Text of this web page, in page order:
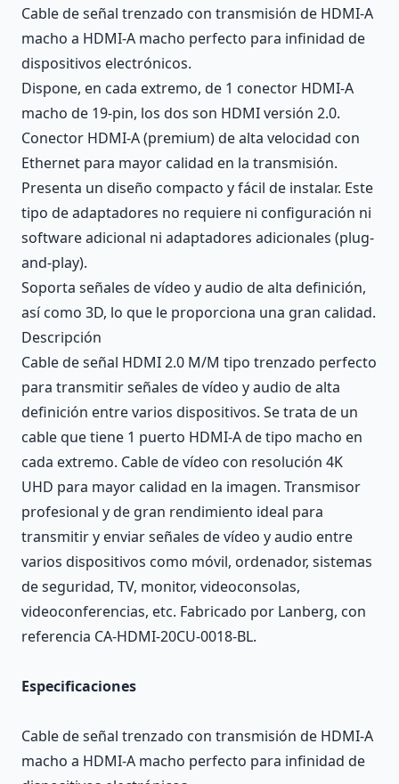
Cable de señal trenzado con transmisión de HDMI-A
macho a HDMI-A macho perfecto para infinidad de
dispositivos electrónicos.
Dispone, en cada extremo, de 1 conector HDMI-A
macho de 19-pin, los dos son HDMI versión 2.0.
Conector HDMI-A (premium) de alta velocidad con
Ethernet para mayor calidad en la transmisión.
Presenta un diseño compacto y fácil de instalar. Este
tipo de adaptadores no requiere ni configuración ni
software adicional ni adaptadores adicionales (plug-
and-play).
Soporta señales de vídeo y audio de alta definición,
así como 3D, lo que le proporciona una gran calidad.
Descripción
Cable de señal HDMI 2.0 M/M tipo trenzado perfecto
para transmitir señales de vídeo y audio de alta
definición entre varios dispositivos. Se trata de un
cable que tiene 1 puerto HDMI-A de tipo macho en
cada extremo. Cable de vídeo con resolución 4K
UHD para mayor calidad en la imagen. Transmisor
profesional y de gran rendimiento ideal para
transmitir y enviar señales de vídeo y audio entre
varios dispositivos como móvil, ordenador, sistemas
de seguridad, TV, monitor, videoconsolas,
videoconferencias, etc. Fabricado por Lanberg, con
referencia CA-HDMI-20CU-0018-BL.
Especificaciones
Cable de señal trenzado con transmisión de HDMI-A
macho a HDMI-A macho perfecto para infinidad de